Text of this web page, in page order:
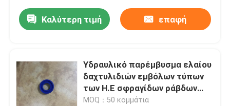
Καλύτερη τιμή επαφή
Υδραυλικό παρέμβυσμα ελαίου
δαχτυλιδιών εμβόλων τύπων
των Η.Ε σφραγίδων ράβδων
εκσκαφέων αντιολισθητικών
MOQ：50 κομμάτια